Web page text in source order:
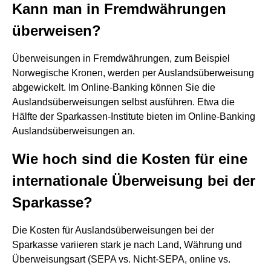
Kann man in Fremdwährungen
überweisen?
Überweisungen in Fremdwährungen, zum Beispiel
Norwegische Kronen, werden per Auslandsüberweisung
abgewickelt. Im Online-Banking können Sie die
Auslandsüberweisungen selbst ausführen. Etwa die
Hälfte der Sparkassen-Institute bieten im Online-Banking
Auslandsüberweisungen an.
Wie hoch sind die Kosten für eine
internationale Überweisung bei der
Sparkasse?
Die Kosten für Auslandsüberweisungen bei der
Sparkasse variieren stark je nach Land, Währung und
Überweisungsart (SEPA vs. Nicht-SEPA, online vs.